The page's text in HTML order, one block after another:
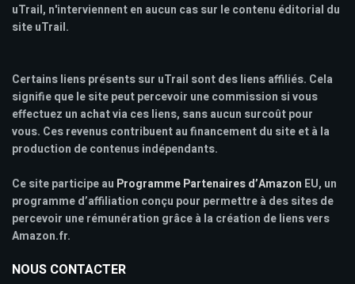
uTrail, n'interviennent en aucun cas sur le contenu éditorial du
site uTrail.
Certains liens présents sur uTrail sont des liens affiliés. Cela
signifie que le site peut percevoir une commission si vous
effectuez un achat via ces liens, sans aucun surcoût pour
vous. Ces revenus contribuent au financement du site et à la
production de contenus indépendants.
Ce site participe au Programme Partenaires d’Amazon EU, un
programme d’affiliation conçu pour permettre à des sites de
percevoir une rémunération grâce à la création de liens vers
Amazon.fr.
NOUS CONTACTER